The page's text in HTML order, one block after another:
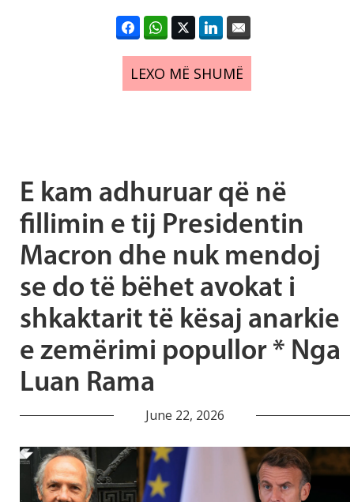
LEXO MË SHUMË
E kam adhuruar që në
fillimin e tij Presidentin
Macron dhe nuk mendoj
se do të bëhet avokat i
shkaktarit të kësaj anarkie
e zemërimi popullor * Nga
Luan Rama
June 22, 2026